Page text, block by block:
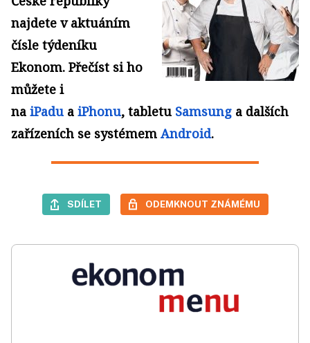
najdete v aktuáním
čísle týdeníku
Ekonom. Přečíst si ho
můžete i
na iPadu a iPhonu, tabletu Samsung a dalších
zařízeních se systémem Android.
SDÍLET ODEMKNOUT ZNÁMÉMU